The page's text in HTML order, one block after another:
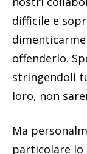
difficile e
offenderlo.
stringendoli
loro, non
Ma
particolare lo